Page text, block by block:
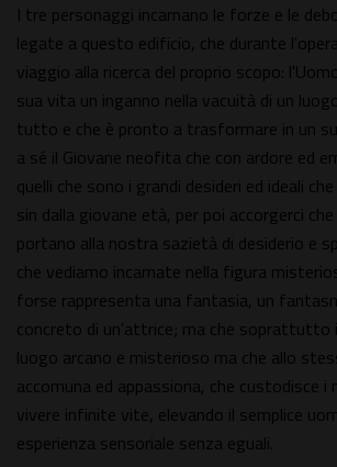
I tre personaggi incarnano le forze e le
legate a questo edificio, che durante
viaggio alla ricerca del proprio scopo:
sua vita un inganno nella vacuità di un
tutto e che è pronto a trasformare in un
a sé il Giovane neofita che con ardore ed
quelli che sono i grandi desideri ed ideali
sin dalla giovane età, per poi accorgerci
portano alla nostra sazietà di desiderio e
che vediamo incarnate nella figura
forse rappresenta una fantasia, un
concreto di un'attrice; ma che soprattutto
luogo arcano e misterioso ma che allo
accomuna ed appassiona, che custodisce
vivere infinite vite, elevando il semplice
esperienza sensoriale senza eguali.